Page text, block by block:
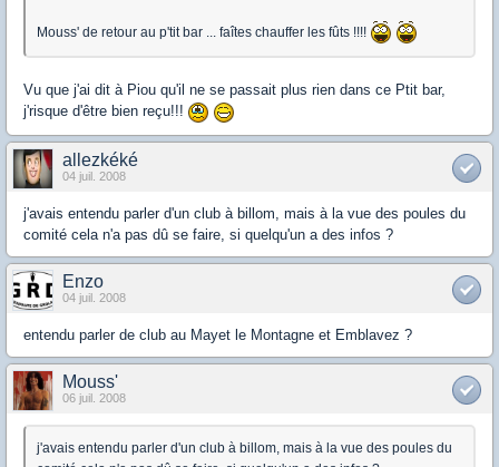
Mouss' de retour au p'tit bar ... faîtes chauffer les fûts !!!!
Vu que j'ai dit à Piou qu'il ne se passait plus rien dans ce Ptit bar,
j'risque d'être bien reçu!!!
allezkéké
04 juil. 2008
j'avais entendu parler d'un club à billom, mais à la vue des poules du
comité cela n'a pas dû se faire, si quelqu'un a des infos ?
Enzo
04 juil. 2008
entendu parler de club au Mayet le Montagne et Emblavez ?
Mouss'
06 juil. 2008
j'avais entendu parler d'un club à billom, mais à la vue des poules du